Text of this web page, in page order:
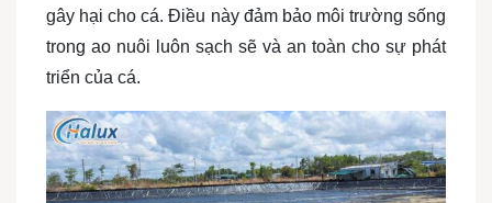
gây hại cho cá. Điều này đảm bảo môi trường sống
trong ao nuôi luôn sạch sẽ và an toàn cho sự phát
triển của cá.